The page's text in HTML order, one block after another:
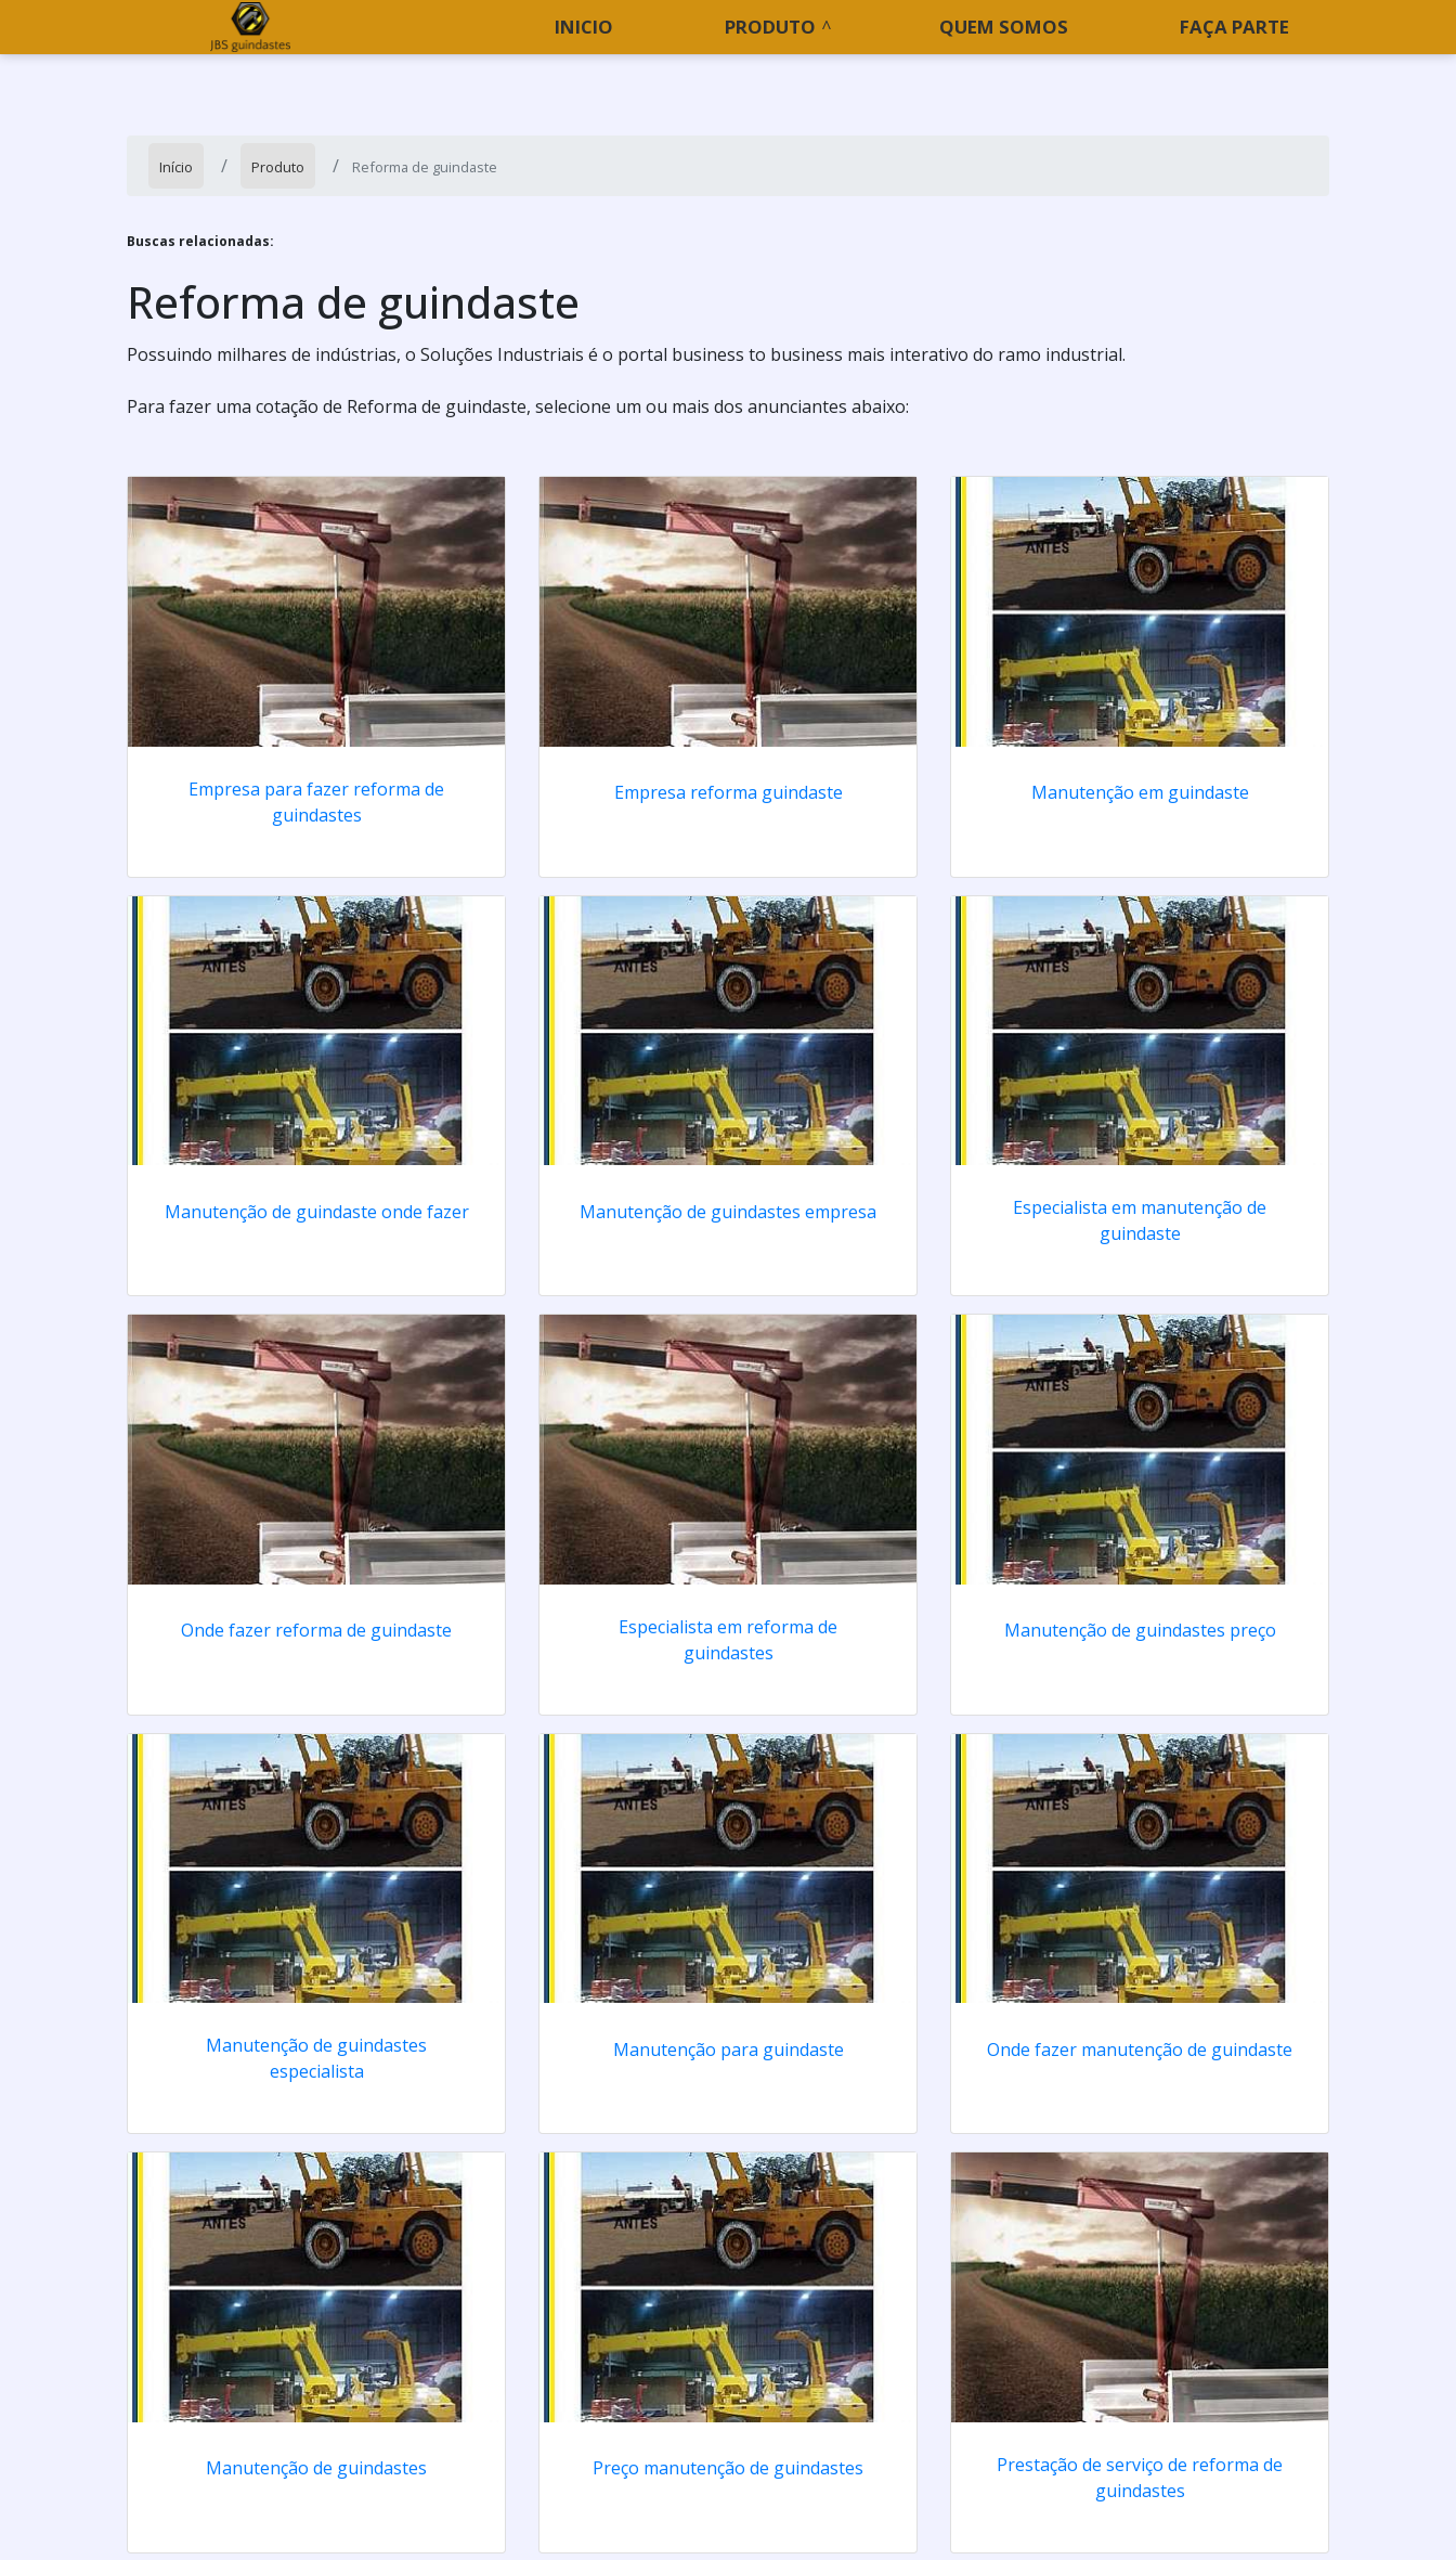
INICIO PRODUTO QUEM SOMOS FAÇA PARTE
Início Produto Reforma de guindaste
Buscas relacionadas:
Reforma de guindaste
Possuindo milhares de indústrias, o Soluções Industriais é o portal business to business mais interativo do ramo industrial.
Para fazer uma cotação de Reforma de guindaste, selecione um ou mais dos anunciantes abaixo:
Empresa para fazer reforma de
guindastes
Empresa reforma guindaste Manutenção em guindaste
Manutenção de guindaste onde fazer Manutenção de guindastes empresa
Especialista em manutenção de
guindaste
Onde fazer reforma de guindaste
Especialista em reforma de
guindastes
Manutenção de guindastes preço
Manutenção de guindastes
especialista
Manutenção para guindaste Onde fazer manutenção de guindaste
Manutenção de guindastes Preço manutenção de guindastes
Prestação de serviço de reforma de
guindastes